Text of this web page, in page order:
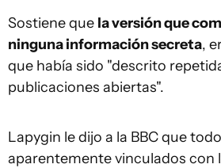
Sostiene que la versión que
ninguna información secreta,
que había sido "descrito
publicaciones abiertas".
Lapygin le dijo a la BBC que
aparentemente vinculados con